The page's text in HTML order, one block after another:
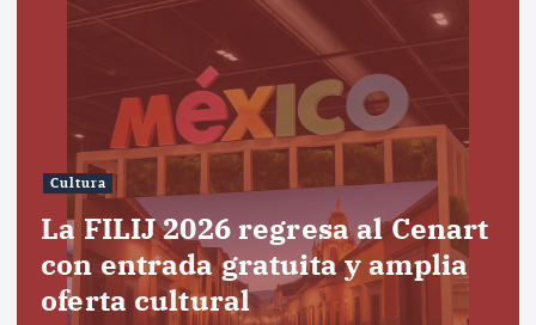
Cultura
La FILIJ 2026 regresa al Cenart
con entrada gratuita y amplia
oferta cultural